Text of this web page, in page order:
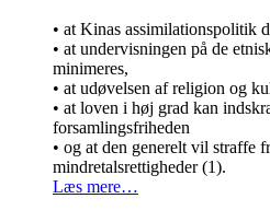
• at Kinas assimilationspolitik
• at undervisningen på de
minimeres,
• at udøvelsen af religion og
• at loven i høj grad kan
forsamlingsfriheden
• og at den generelt vil straffe
mindretalsrettigheder (1).
Læs mere…